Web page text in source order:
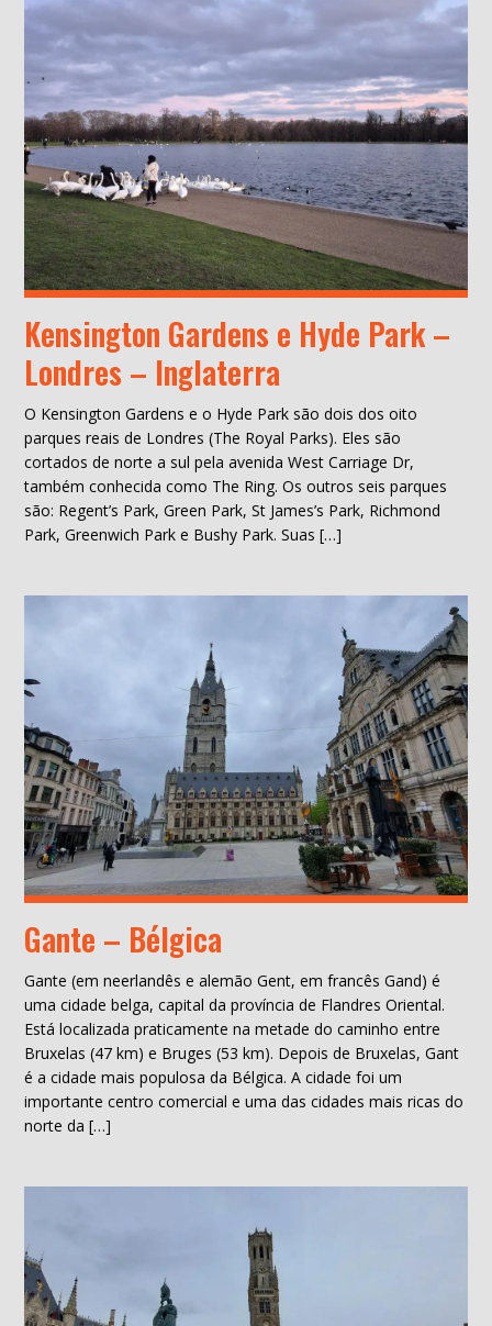
Kensington Gardens e Hyde Park –
Londres – Inglaterra
O Kensington Gardens e o Hyde Park são dois dos oito
parques reais de Londres (The Royal Parks). Eles são
cortados de norte a sul pela avenida West Carriage Dr,
também conhecida como The Ring. Os outros seis parques
são: Regent’s Park, Green Park, St James’s Park, Richmond
Park, Greenwich Park e Bushy Park. Suas […]
Gante – Bélgica
Gante (em neerlandês e alemão Gent, em francês Gand) é
uma cidade belga, capital da província de Flandres Oriental.
Está localizada praticamente na metade do caminho entre
Bruxelas (47 km) e Bruges (53 km). Depois de Bruxelas, Gant
é a cidade mais populosa da Bélgica. A cidade foi um
importante centro comercial e uma das cidades mais ricas do
norte da […]